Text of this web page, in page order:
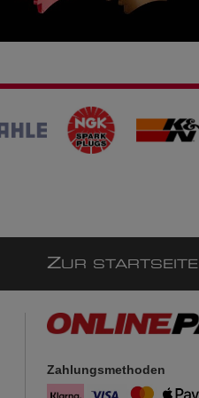
ZUR STARTSEITE
Zahlungsmethoden